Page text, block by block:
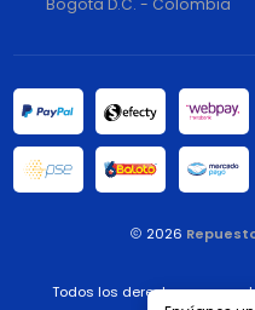
Bogota D.C. - Colombia
2026
Todos los derechos